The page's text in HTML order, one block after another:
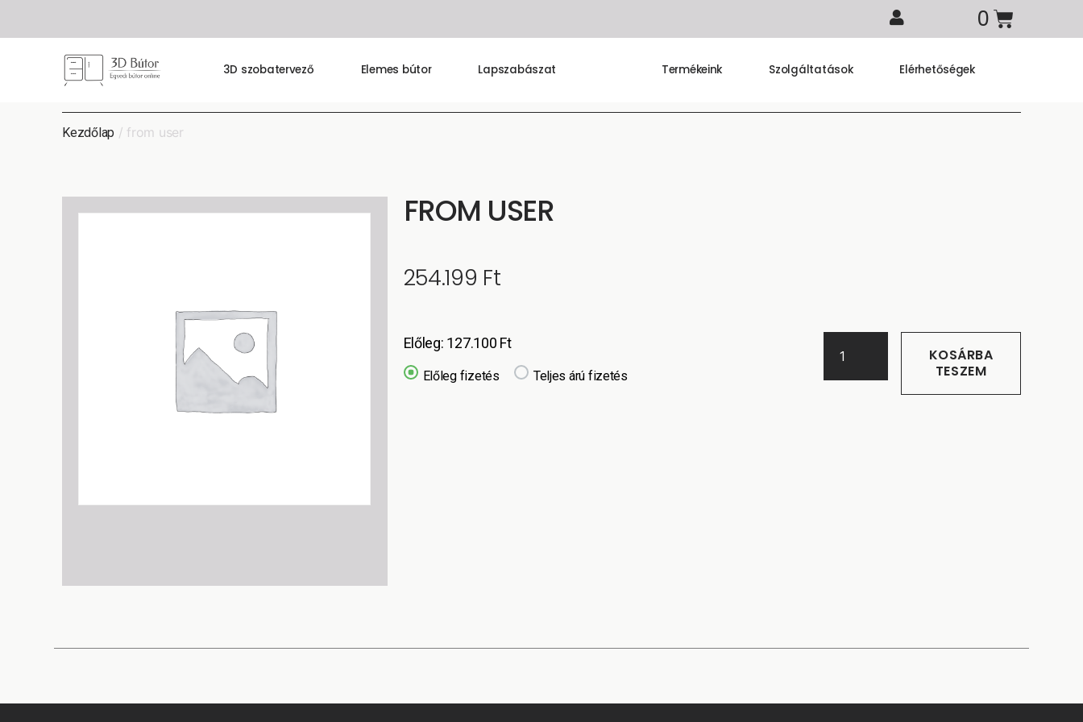
3D szobatervező Elemes bútor Lapszabászat Termékeink Szolgáltatások Elérhetőségek
Kezdőlap / from user
FROM USER
254.199 Ft
Előleg: 127.100 Ft
Teljes árú fizetés
Előleg fizetés
KOSÁRBA
TESZEM